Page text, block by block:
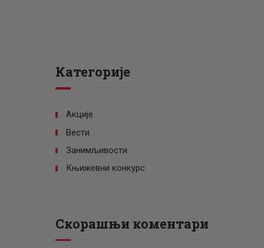
Категорије
Акције
Вести
Занимљивости
Књижевни конкурс
Скорашњи коментари